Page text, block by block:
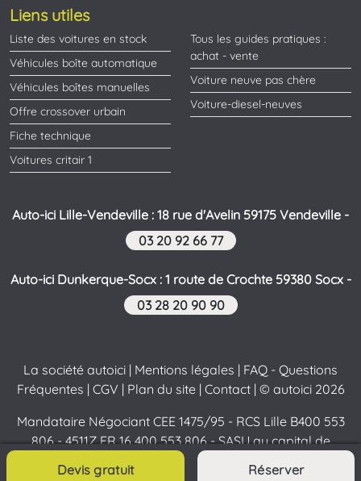
Devis gratuit Réserver
Liens utiles
Liste des voitures en stock
Véhicules boîte automatique
Véhicules boîtes manuelles
Offre crossover urbain
Fiche technique
Voitures critair 1
Tous les guides pratiques :
achat - vente
Voiture neuve pas chère
Voiture-diesel-neuves
Auto-ici Lille-Vendeville : 18 rue d'Avelin 59175 Vendeville -
03 20 92 66 77
Auto-ici Dunkerque-Socx : 1 route de Crochte 59380 Socx -
03 28 20 90 90
La société autoici | Mentions légales | FAQ - Questions
Fréquentes | CGV | Plan du site| Contact| © autoici 2026
Mandataire Négociant CEE 1475/95 - RCS Lille B400 553
806 - 4511Z FR 16 400 553 806 - SASU au capital de
220800 €